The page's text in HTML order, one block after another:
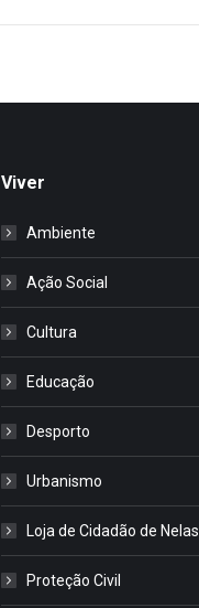
Viver
Ambiente
Ação Social
Cultura
Educação
Desporto
Urbanismo
Loja de Cidadão de Nelas
Proteção Civil